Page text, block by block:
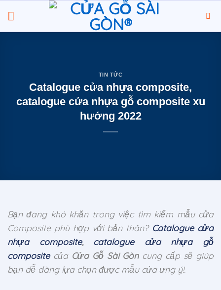
đến
nội
TIN TỨC
Catalogue cửa nhựa composite,
catalogue cửa nhựa gỗ composite xu
hướng 2022
Bạn đang khó khăn trong việc tìm kiếm mẫu cửa
Composite phù hợp với bản thân? Catalogue cửa
nhựa composite, catalogue cửa nhựa gỗ
compositecủa Cửa Gỗ Sài Gòn cung cấp sẽ giúp
bạn dễ dàng lựa chọn được mẫu cửa ưng ý!.